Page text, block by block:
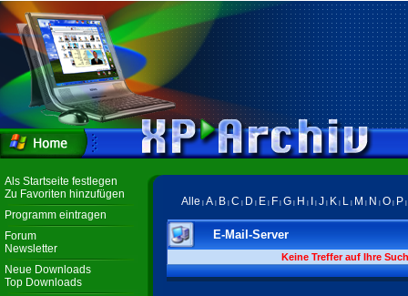
Als Startseite festlegen
Zu Favoriten hinzufügen
Programm eintragen
Forum
Newsletter
Neue Downloads
Top Downloads
Alle A B C D E F G H J K L M N O P
E-Mail-Server
Keine Treffer auf Ihre